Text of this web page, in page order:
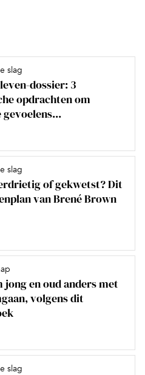
slag
dossier: 3
opdrachten om
slag
of gekwetst? Dit
van Brené Brown
jong en oud anders met
volgens dit
slag